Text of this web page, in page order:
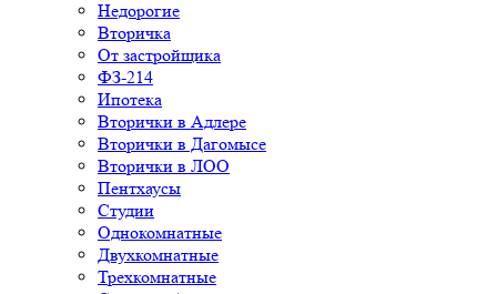
Недорогие
Вторичка
От застройщика
ФЗ-214
Ипотека
Вторички в Адлере
Вторички в Дагомысе
Вторички в ЛОО
Пентхаусы
Студии
Однокомнатные
Двухкомнатные
Трехкомнатные